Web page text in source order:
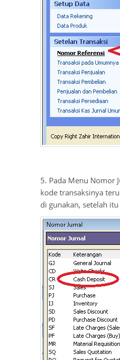
5. Pada Menu Nomor
kode transaksinya
di gunakan, setelah